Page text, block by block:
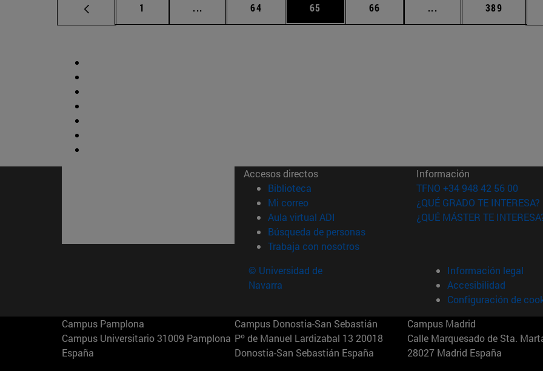
Página
1 ... Páginas intermedias Use TAB para desplazarse.
Página
64 Página
65 Página
66 ... Páginas intermedias
Página
389
Accesos directos
Biblioteca (abre en nueva ventana)
Mi correo(abre en nueva ventana)
Aula virtual ADI (abre en nueva ventana)
Búsqueda de personas(abre en nueva ventana)
Trabaja con nosotros(abre en nueva ventana)
Información
TFNO +34 948 42 56 00
¿QUÉ GRADO TE INTERESA?
¿QUÉ MÁSTER TE
© Universidad de
Navarra
Información legal
Accesibilidad
Configuración de
Campus Pamplona
Campus Universitario 31009 Pamplona
España
Campus Donostia-San Sebastián
Pº de Manuel Lardizabal 13 20018
Donostia-San Sebastián España
Campus Madrid
Calle Marquesado de Sta.
28027 Madrid España